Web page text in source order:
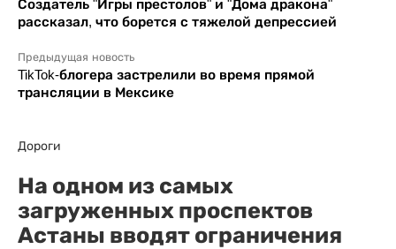
Создатель "Игры престолов" и "Дома дракона"
рассказал, что борется с тяжелой депрессией
Предыдущая новость
TikTok-блогера застрелили во время прямой
трансляции в Мексике
Дороги
На одном из самых
загруженных проспектов
Астаны вводят ограничения